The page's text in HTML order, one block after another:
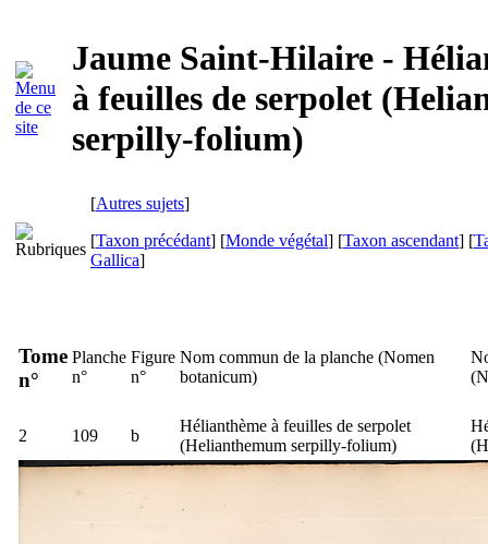
Jaume Saint-Hilaire -
à feuilles de serpolet
serpilly-folium)
[Autres sujets]
[Taxon précédant] [Monde végétal] [Taxon ascendant] [
Gallica]
Tome
n°
Planche
n°
Figure
n°
Nom commun de la planche (Nomen
botanicum)
(
2 109 b
Hélianthème à feuilles de serpolet
(Helianthemum serpilly-folium)
(